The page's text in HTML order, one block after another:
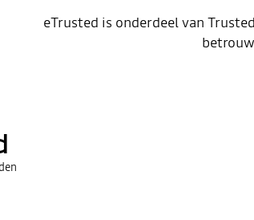
eTrusted is onderdeel van